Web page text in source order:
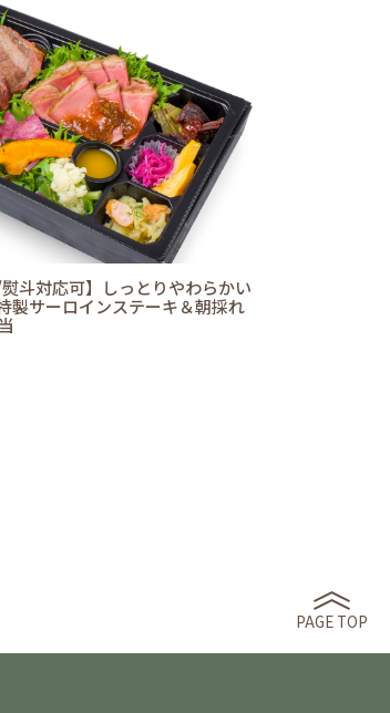
熨斗対応可】しっとりやわらかい
製サーロインステーキ＆朝採れ
PAGE TOP